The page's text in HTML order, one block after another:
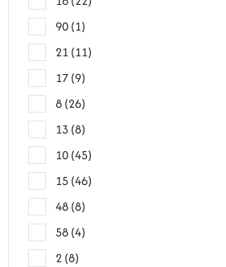
90 1
21 11
17 9
8 26
13 8
10 45
15 46
48 8
58 4
2 8